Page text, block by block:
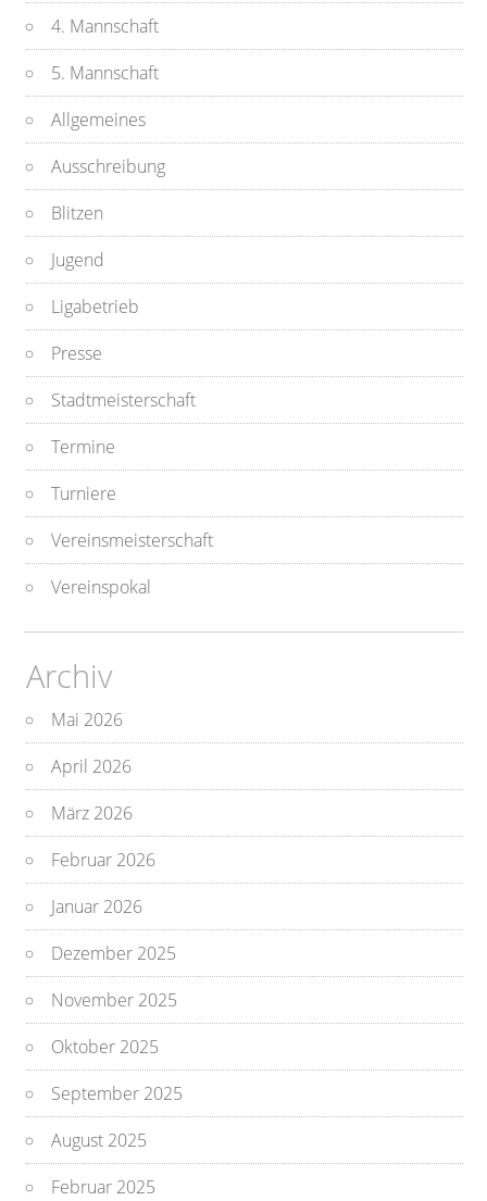
4. Mannschaft
5. Mannschaft
Allgemeines
Ausschreibung
Blitzen
Jugend
Ligabetrieb
Presse
Stadtmeisterschaft
Termine
Turniere
Vereinsmeisterschaft
Vereinspokal
Archiv
Mai 2026
April 2026
März 2026
Februar 2026
Januar 2026
Dezember 2025
November 2025
Oktober 2025
September 2025
August 2025
Februar 2025